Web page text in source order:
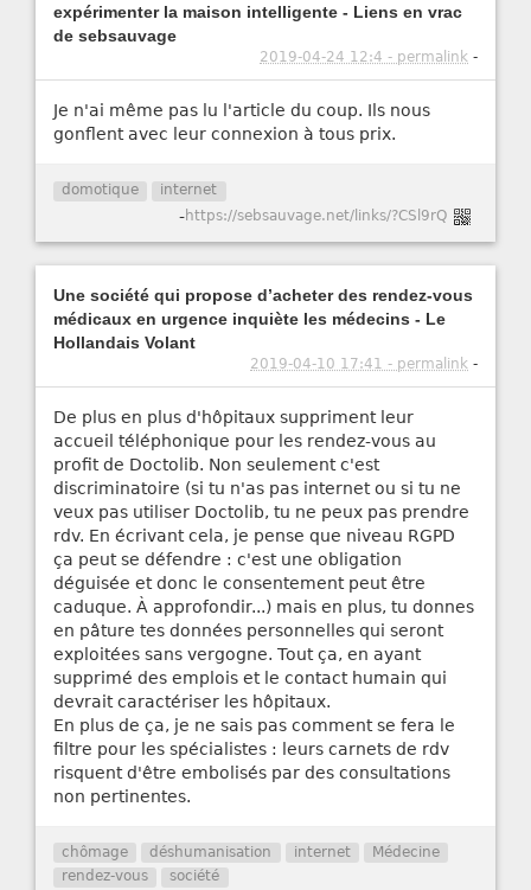
expérimenter la maison intelligente - Liens en vrac
de sebsauvage
2019-04-24 12:4 - permalink -
Je n'ai même pas lu l'article du coup. Ils nous
gonflent avec leur connexion à tous prix.
domotique internet
-https://sebsauvage.net/links/?CSl9rQ
Une société qui propose d’acheter des rendez-vous
médicaux en urgence inquiète les médecins - Le
Hollandais Volant
2019-04-10 17:41 - permalink -
De plus en plus d'hôpitaux suppriment leur
accueil téléphonique pour les rendez-vous au
profit de Doctolib. Non seulement c'est
discriminatoire (si tu n'as pas internet ou si tu ne
veux pas utiliser Doctolib, tu ne peux pas prendre
rdv. En écrivant cela, je pense que niveau RGPD
ça peut se défendre : c'est une obligation
déguisée et donc le consentement peut être
caduque. À approfondir...) mais en plus, tu donnes
en pâture tes données personnelles qui seront
exploitées sans vergogne. Tout ça, en ayant
supprimé des emplois et le contact humain qui
devrait caractériser les hôpitaux.
En plus de ça, je ne sais pas comment se fera le
filtre pour les spécialistes : leurs carnets de rdv
risquent d'être embolisés par des consultations
non pertinentes.
chômage déshumanisation internet
Médecine
rendez-vous
société